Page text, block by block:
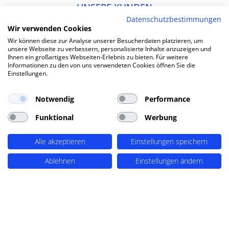
UNSERE KUNDEN
Referenzen
PERIMETRIK® vereint eine breite Palette von
Kunden aus dem gesamten deutschsprachigen
Bildungseinrichtungen, alle vereint durch den
bieten wir als professionelle Digital-Agentur
maßgeschneiderte Lösungen, die Qualität,
Sicherheit und Benutzerfreundlichkeit in den
Vordergrund stellen.
Datenschutzbestimmungen
Wir verwenden Cookies
Wir können diese zur Analyse unserer Besucherdaten platzieren, um
unsere Webseite zu verbessern, personalisierte Inhalte anzuzeigen und
Ihnen ein großartiges Webseiten-Erlebnis zu bieten. Für weitere
Informationen zu den von uns verwendeten Cookies öffnen Sie die
Einstellungen.
Notwendig
Performance
Funktional
Werbung
Alle akzeptieren
Einstellungen speichern
Ablehnen
Einstellungen ändern